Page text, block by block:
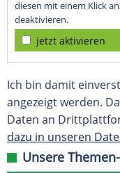
diesen mit einem Klick
deaktivieren.
jetzt aktivieren
Ich bin damit
angezeigt werden.
Daten an
dazu in unseren
Unsere